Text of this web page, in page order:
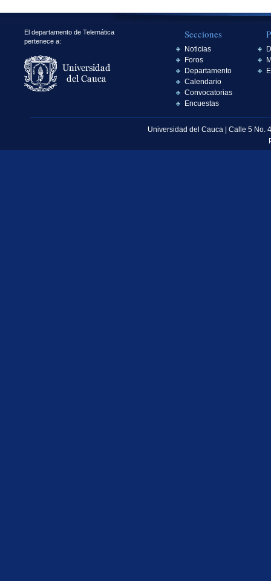
El departamento de Telemática
pertenece a:
Secciones
Noticias
Foros
Departamento
Calendario
Convocatorias
Encuestas
Universidad del Cauca | Calle 5 No.